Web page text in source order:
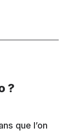
?
que l’on